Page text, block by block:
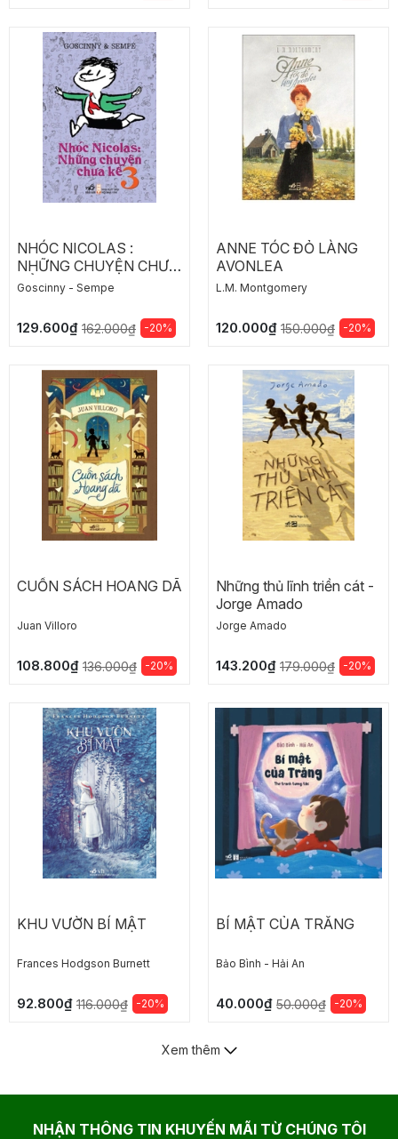
NHÓC NICOLAS :
NHỮNG CHUYỆN CHƯA
KỂ
Goscinny - Sempe
129.600₫ 162.000₫ -20%
ANNE TÓC ĐỎ LÀNG
AVONLEA
L.M. Montgomery
120.000₫ 150.000₫ -20%
CUỐN SÁCH HOANG DÃ
Juan Villoro
108.800₫ 136.000₫ -20%
Những thủ lĩnh triền cát -
Jorge Amado
Jorge Amado
143.200₫ 179.000₫ -20%
KHU VƯỜN BÍ MẬT
Frances Hodgson Burnett
92.800₫ 116.000₫ -20%
BÍ MẬT CỦA TRĂNG
Bảo Bình - Hải An
40.000₫ 50.000₫ -20%
Xem thêm
NHẬN THÔNG TIN KHUYẾN MÃI TỪ CHÚNG TÔI